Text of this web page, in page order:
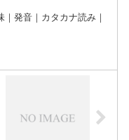
｜発音｜カタカナ読み｜